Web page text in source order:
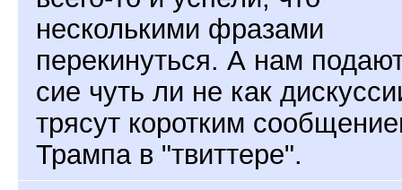
несколькими фразами
перекинуться. А нам
сие чуть ли не как
трясут коротким
Трампа в "твиттере".